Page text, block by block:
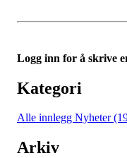
Logg inn for å skrive
Kategori
Alle innlegg Nyheter
Arkiv